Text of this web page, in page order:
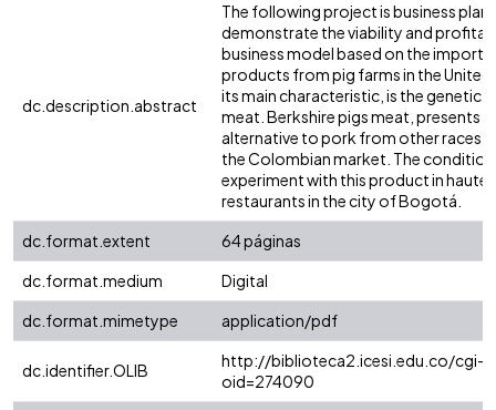
dc.description.abstract
The following project is business
demonstrate the viability and
business model based on the import
products from pig farms in the United
its main characteristic, is the genetic
meat. Berkshire pigs meat, presents
alternative to pork from other races
the Colombian market. The
experiment with this product in haute
restaurants in the city of Bogotá.
dc.format.extent
64 páginas
dc.format.medium
Digital
dc.format.mimetype
application/pdf
dc.identifier.OLIB
http://biblioteca2.icesi.edu.co/cgi-
oid=274090